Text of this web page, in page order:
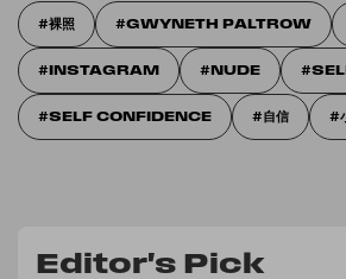
裸照 GWYNETH PALTROW
INSTAGRAM NUDE
SELF CONFIDENCE 自信
Editor's Pick